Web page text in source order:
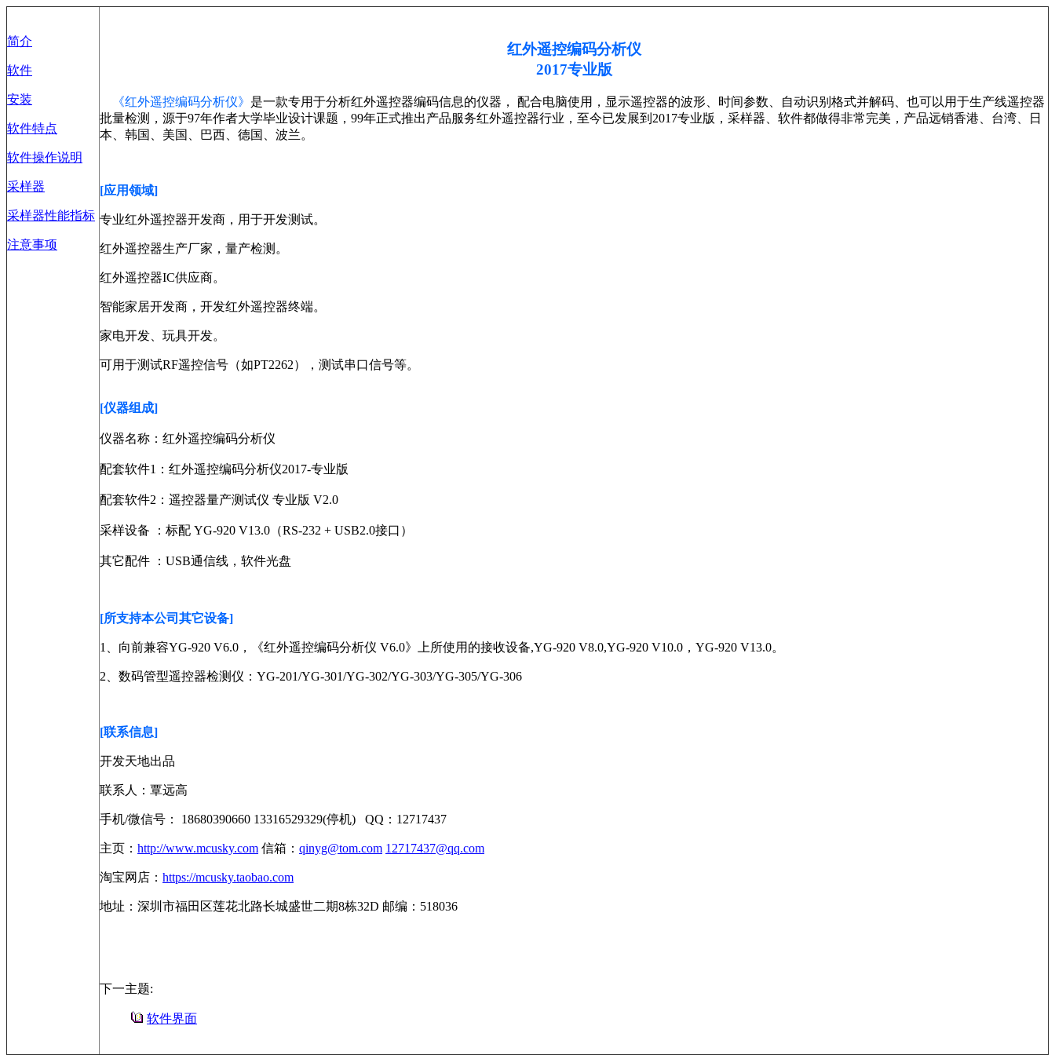
简介
软件
安装
软件特点
软件操作说明
采样器
采样器性能指标
注意事项
红外遥控编码分析仪
2017专业版
《红外遥控编码分析仪》 是一款专用于分析红外遥控器编码信息的仪器， 配合电脑使用，显示遥控器的波形、时间参数、自动识别格式并解码、也可以用于生产线遥控器
批量检测，源于97年作者大学毕业设计课题，99年正式推出产品服务红外遥控器行业，至今已发展到2017专业版，采样器、软件都做得非常完美，产品远销香港、台湾、日
本、韩国、美国、巴西、德国、波兰。
[应用领域]
专业红外遥控器开发商，用于开发测试。
红外遥控器生产厂家，量产检测。
红外遥控器IC供应商。
智能家居开发商，开发红外遥控器终端。
家电开发、玩具开发。
可用于测试RF遥控信号（如PT2262），测试串口信号等。
[仪器组成]
仪器名称：红外遥控编码分析仪
配套软件1：红外遥控编码分析仪2017-专业版
配套软件2：遥控器量产测试仪 专业版 V2.0
采样设备 ：标配 YG-920 V13.0（RS-232 + USB2.0接口）
其它配件 ：USB通信线，软件光盘
[所支持本公司其它设备]
1、向前兼容YG-920 V6.0，《红外遥控编码分析仪 V6.0》上所使用的接收设备,YG-920 V8.0,YG-920 V10.0，YG-920 V13.0。
2、数码管型遥控器检测仪：YG-201/YG-301/YG-302/YG-303/YG-305/YG-306
[联系信息]
开发天地出品
联系人：覃远高
手机/微信号： 18680390660 13316529329(停机) QQ：12717437
主页： http://www.mcusky.com 信箱： qinyg@tom.com 12717437@qq.com
淘宝网店： https://mcusky.taobao.com
地址：深圳市福田区莲花北路长城盛世二期8栋32D 邮编：518036
下一主题:
软件界面